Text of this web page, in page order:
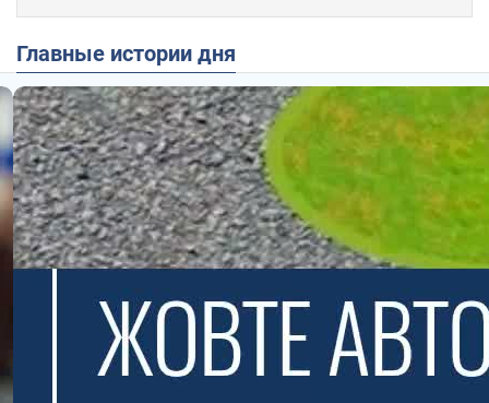
Главные истории дня